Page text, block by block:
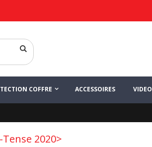
COFFRE ACCESSOIRES VIDEO
Tense 2020>